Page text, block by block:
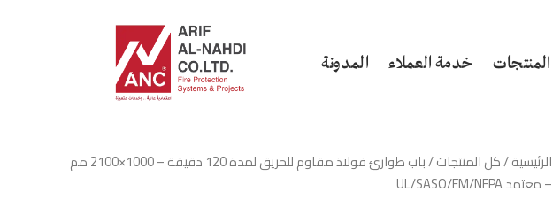
المنتجات خدمة العملاء المدونة
الرئيسية/كل المنتجات
/ باب طوارئ فولاذ مقاوم للحريق لمدة 120 دقيقة – 1000×2100 مم
– معتمد UL/SASO/FM/NFPA